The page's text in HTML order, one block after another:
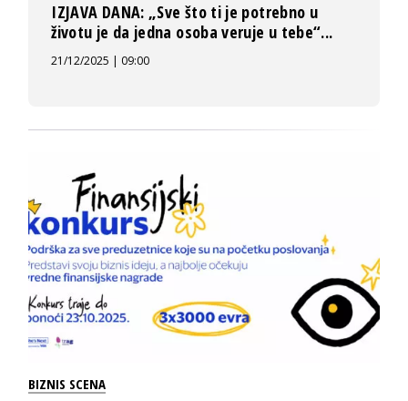
IZJAVA DANA: „Sve što ti je potrebno u
životu je da jedna osoba veruje u tebe“...
21/12/2025 | 09:00
BIZNIS SCENA